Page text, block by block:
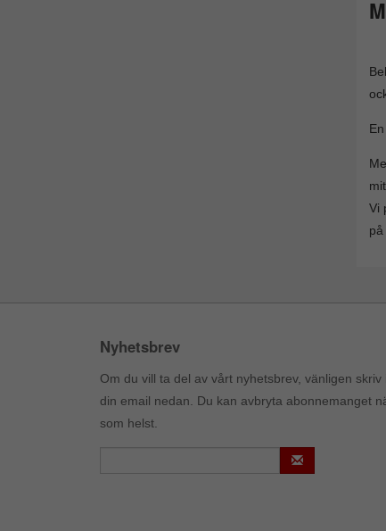
Vi
Nyhetsbrev
Om du vill ta del av vårt nyhetsbrev, vänligen skriv
din email nedan. Du kan avbryta abonnemanget
som helst.